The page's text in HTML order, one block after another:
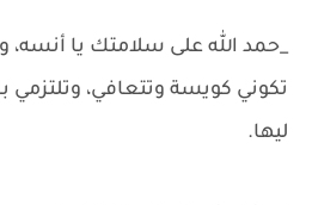
_حمد الله على سلامتك يا أنسه،
تكوني كويسة وتتعافي، وتلتزمي
ليها.